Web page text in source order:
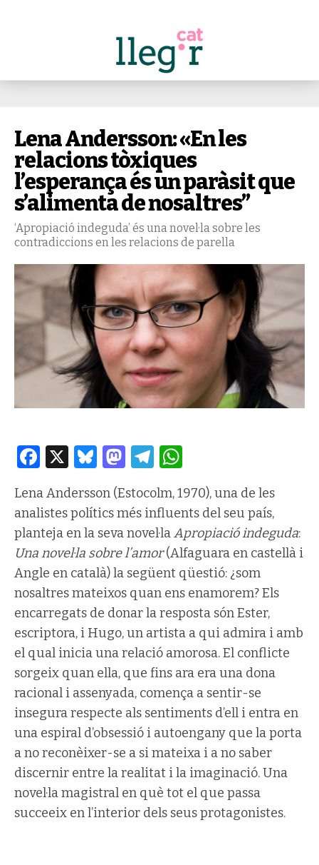
Lena Andersson: «En les
relacions tòxiques
l’esperança és un paràsit que
s’alimenta de nosaltres”
‘Apropiació indeguda’ és una novel·la sobre les
contradiccions en les relacions de parella
Facebook
X Bluesky
Mastodon
Telegram
Lena Andersson (Estocolm, 1970), una de les
analistes polítics més influents del seu país,
planteja en la seva novel·laApropiació indeguda:
Una novel·la sobre l’amor(Alfaguara en castellà i
Angle en català) la següent qüestió: ¿som
nosaltres mateixos quan ens enamorem? Els
encarregats de donar la resposta són Ester,
escriptora, i Hugo, un artista a qui admira i amb
el qual inicia una relació amorosa. El conflicte
sorgeix quan ella, que fins ara era una dona
racional i assenyada, comença a sentir-se
insegura respecte als sentiments d’ell i entra en
una espiral d’obsessió i autoengany que la porta
a no reconèixer-se a si mateixa i a no saber
discernir entre la realitat i la imaginació. Una
novel·la magistral en què tot el que passa
succeeix en l’interior dels seus protagonistes.